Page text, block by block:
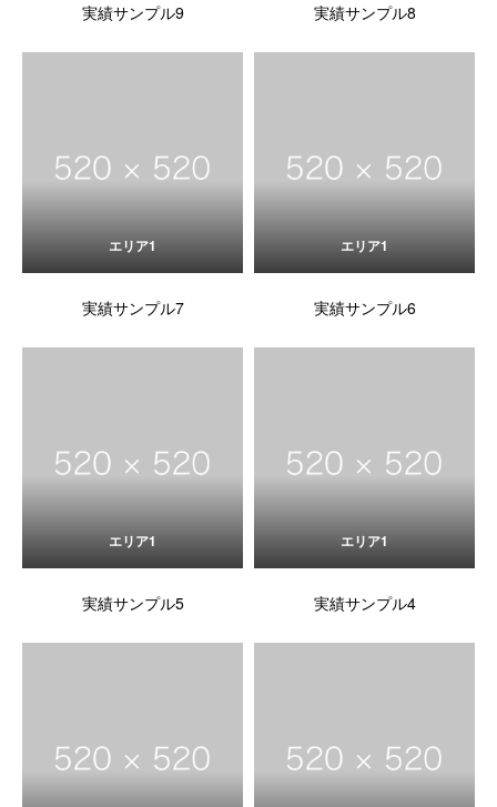
実績サンプル9 実績サンプル8
エリア1
実績サンプル7
エリア1
実績サンプル6
エリア1
実績サンプル5
エリア1
実績サンプル4